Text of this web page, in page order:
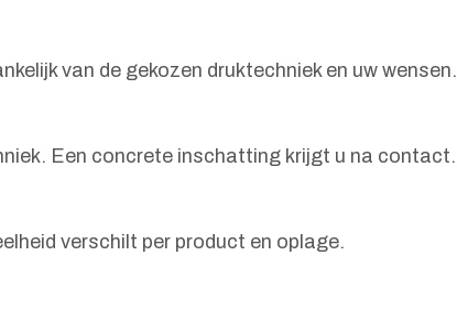
van de gekozen druktechniek en uw wensen.
Een concrete inschatting krijgt u na contact.
verschilt per product en oplage.